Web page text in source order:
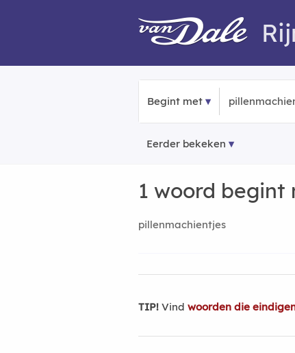
Begint met
Eerder bekeken
1 woord begint
pillenmachientjes
TIP! Vind woorden die